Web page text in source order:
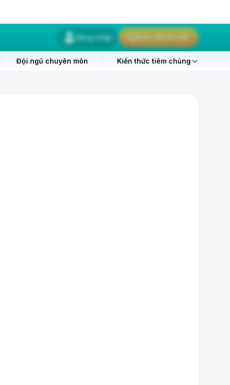
Đăng nhập Yêu cầu tư vấn
Đội ngũ chuyên môn Kiến thức tiêm chủng